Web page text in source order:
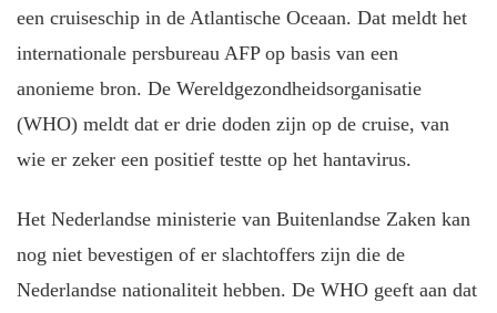
een cruiseschip in de Atlantische Oceaan. Dat meldt het
internationale persbureau AFP op basis van een
anonieme bron. De Wereldgezondheidsorganisatie
(WHO) meldt dat er drie doden zijn op de cruise, van
wie er zeker een positief testte op het hantavirus.
Het Nederlandse ministerie van Buitenlandse Zaken kan
nog niet bevestigen of er slachtoffers zijn die de
Nederlandse nationaliteit hebben. De WHO geeft aan dat